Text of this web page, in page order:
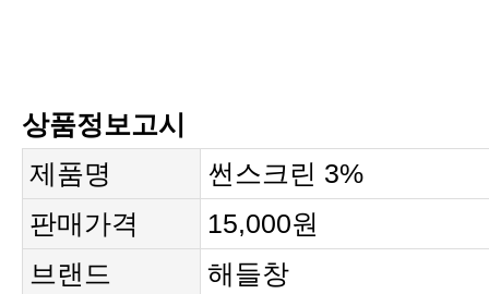
상품정보고시
제품명
썬스크린 3%
판매가격
15,000원
브랜드
해들창